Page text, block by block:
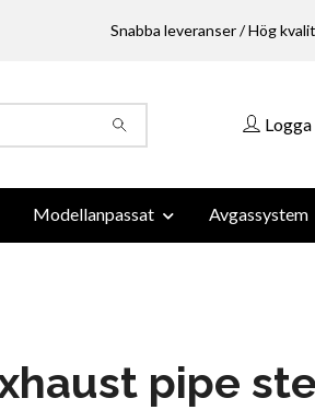
Snabba leveranser / Hög
Logga
Modellanpassat Avgassystem
pipe